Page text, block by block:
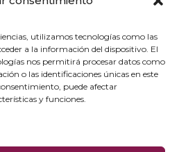
utilizamos tecnologías como las
a la información del dispositivo. El
nos permitirá procesar datos como
o las identificaciones únicas en este
puede afectar
y funciones.